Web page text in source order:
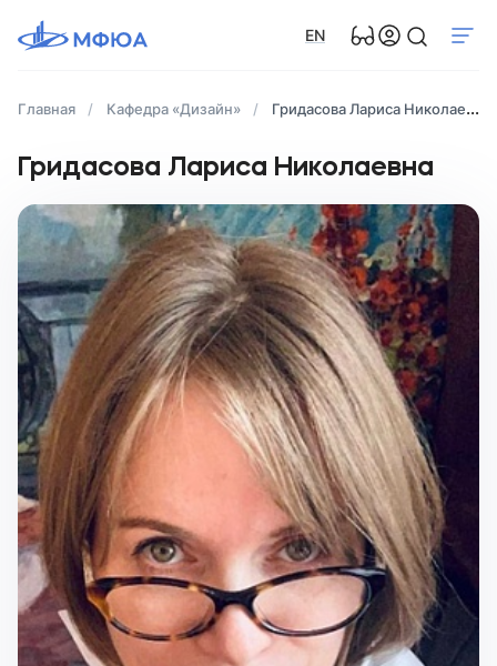
EN
Главная Кафедра «Дизайн» Гридасова Лариса Николаевна
Гридасова Лариса Николаевна